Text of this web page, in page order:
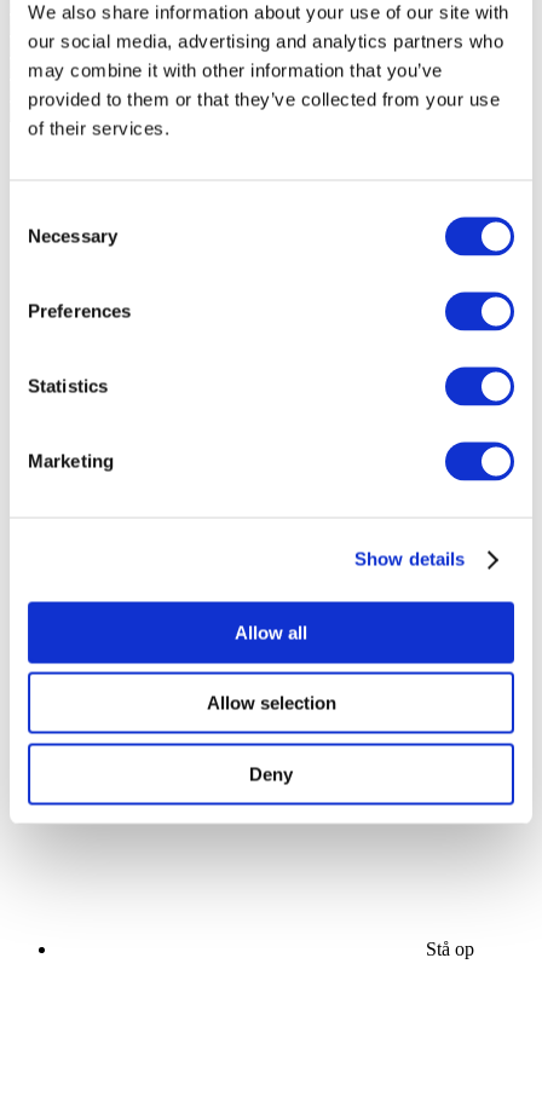
We also share information about your use of our site with
our social media, advertising and analytics partners who
may combine it with other information that you’ve
provided to them or that they’ve collected from your use
of their services.
Selection
Necessary
Preferences
Statistics
Marketing
Show details
Allow all
Allow selection
Deny
Popmusik
Solliciteer
Stå op